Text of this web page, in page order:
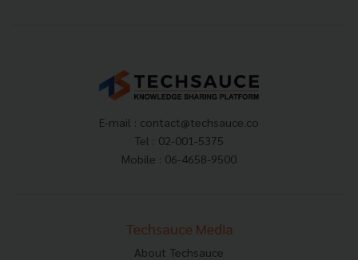
E-mail : contact@techsauce.co
Tel : 02-001-5375
Mobile : 06-4658-9500
Techsauce Media
About Techsauce